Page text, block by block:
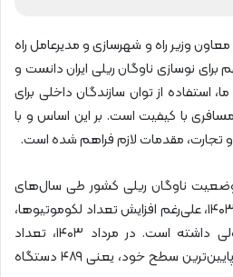
معاون وزیر راه و شهرسازی و مدیرعامل راه
برای نوسازی ناوگان ریلی ایران دانست و
استفاده از توان سازندگان داخلی برای
با کیفیت است. بر این اساس و با
مقدمات لازم فراهم شده است.
وضعیت ناوگان ریلی کشور طی سال‌های
گذشته، گفت: از سال ۱۳۹۰ تا ۱۴۰۳، علی‌رغم افزایش تعداد لکوموتیوها،
آماده به کاری آن‌ها روند نزولی داشته است. در مرداد ۱۴۰۳، تعداد
لکوموتیوهای آماده به کار به پایین‌ترین سطح خود، یعنی ۴۸۹ دستگاه